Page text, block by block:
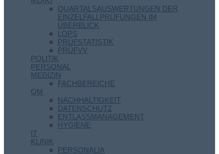
QUARTALSAUSWERTUNGEN DER
EINZELFALLPRÜFUNGEN IM
ÜBERBLICK
LOPS
PRÜFSTATISTIK
PRÜFVV
POLITIK
PERSONAL
MEDIZIN
FACHBEREICHE
QM
NACHHALTIGKEIT
DATENSCHUTZ
ENTLASSMANAGEMENT
HYGIENE
IT
KLINIK
PERSONALIA